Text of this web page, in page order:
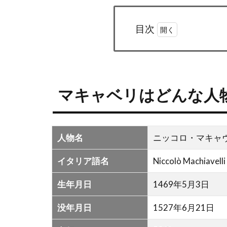
目次
どん
な人
キ
ベ
の
マキャベリはどんな人
人物名 ニッコロ・マキャ
イタリア語名 Niccolò Machiavelli
生年月日 1469年5月3日
没年月日 1527年6月21日